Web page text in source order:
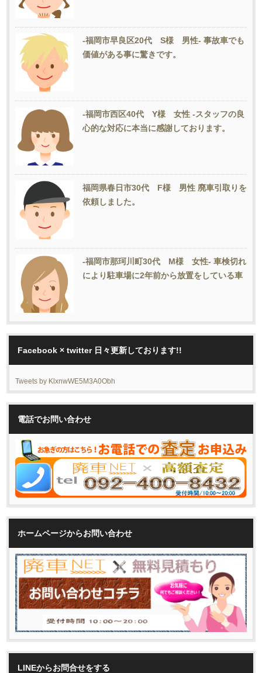
-福岡市早良区20代 S様 男性- 事故車でも
価値がある事に驚きです。
-福岡市西区40代 Y様 女性 -スタッフの良
心的な対応に本当に感謝しております。
福岡県春日市30代 F様 男性 廃車引取りを
依頼しました。
-福岡市那珂川町30代 M様 女性- 車検切れ
により駐車場に2年前から放置をしている車
Facebook × twitter 日々更新しております!!
Tweets by KlxnwWE5M3A0Obh
電話でお問い合わせ
ホームページからお問い合わせ
LINEからお問合せをする